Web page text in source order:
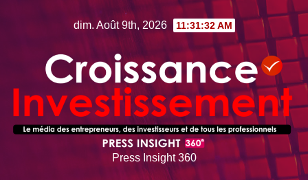
dim. Août 9th, 2026 11:31:32 AM
Press Insight 360